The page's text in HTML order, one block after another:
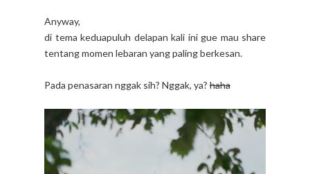
Anyway,
di tema keduapuluh delapan kali ini gue mau share
tentang momen lebaran yang paling berkesan.
Pada penasaran nggak sih? Nggak, ya? haha